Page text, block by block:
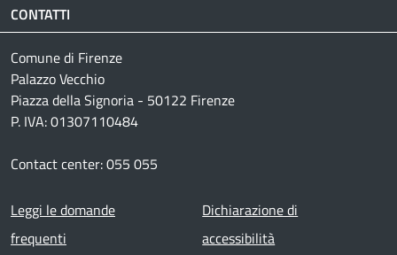
CONTATTI
Comune di Firenze
Palazzo Vecchio
Piazza della Signoria - 50122 Firenze
P. IVA: 01307110484
Contact center: 055 055
Footer menu
Leggi le domande
frequenti
Dichiarazione di
accessibilità